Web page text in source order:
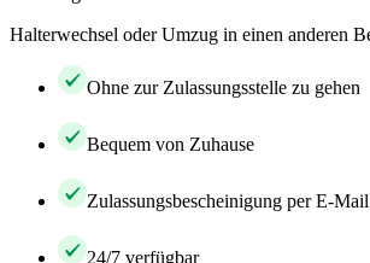
Halterwechsel oder Umzug in einen anderen
Ohne zur Zulassungsstelle zu gehen
Bequem von Zuhause
Zulassungsbescheinigung per E-Mail
24/7 verfügbar